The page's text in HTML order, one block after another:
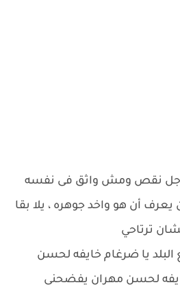
نقص ومش واثق فى نفسه
أن هو واخد جوهره ، يلا بقا
ترتاحي
البلد يا ضرغام خايفه لحسن
لحسن مهران يفضحنى